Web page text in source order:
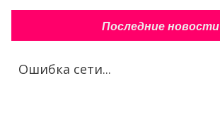
Последние новости
Ошибка сети...